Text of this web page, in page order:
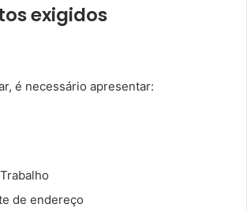
exigidos
é necessário apresentar:
de endereço